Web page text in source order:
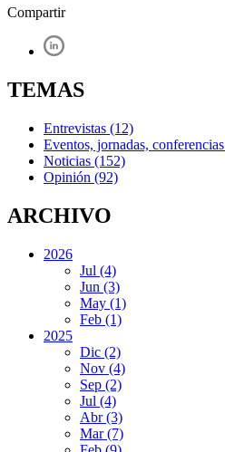
Compartir
TEMAS
Entrevistas (12)
Eventos, jornadas, conferencias
Noticias (152)
Opinión (92)
ARCHIVO
2026
Jul (4)
Jun (3)
May (1)
Feb (1)
2025
Dic (2)
Nov (4)
Sep (2)
Jul (4)
Abr(3)
Mar(7)